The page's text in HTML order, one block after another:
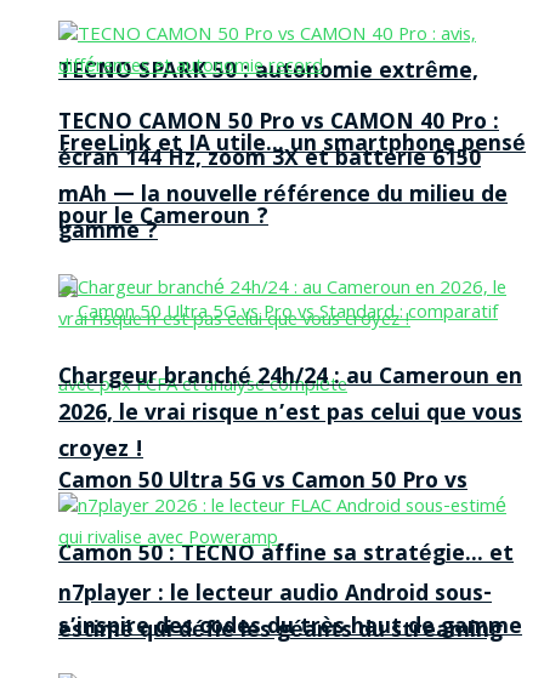
TECNO SPARK 50 : autonomie extrême,
FreeLink et IA utile… un smartphone pensé
pour le Cameroun ?
Camon 50 Ultra 5G vs Camon 50 Pro vs
Camon 50 : TECNO affine sa stratégie… et
s’inspire des codes du très haut de gamme
TECNO CAMON 50 Pro vs CAMON 40 Pro :
écran 144 Hz, zoom 3X et batterie 6150
mAh — la nouvelle référence du milieu de
gamme ?
Chargeur branché 24h/24 : au Cameroun en
2026, le vrai risque n’est pas celui que vous
croyez !
n7player : le lecteur audio Android sous-
estimé qui défie les géants du streaming